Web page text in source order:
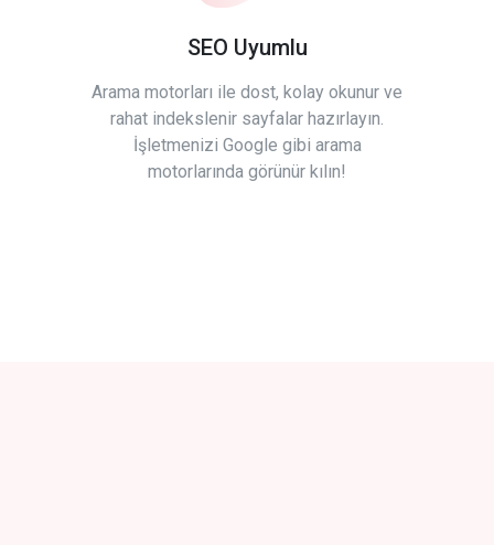
SEO Uyumlu
Arama motorları ile dost, kolay okunur ve
rahat indekslenir sayfalar hazırlayın.
İşletmenizi Google gibi arama
motorlarında görünür kılın!